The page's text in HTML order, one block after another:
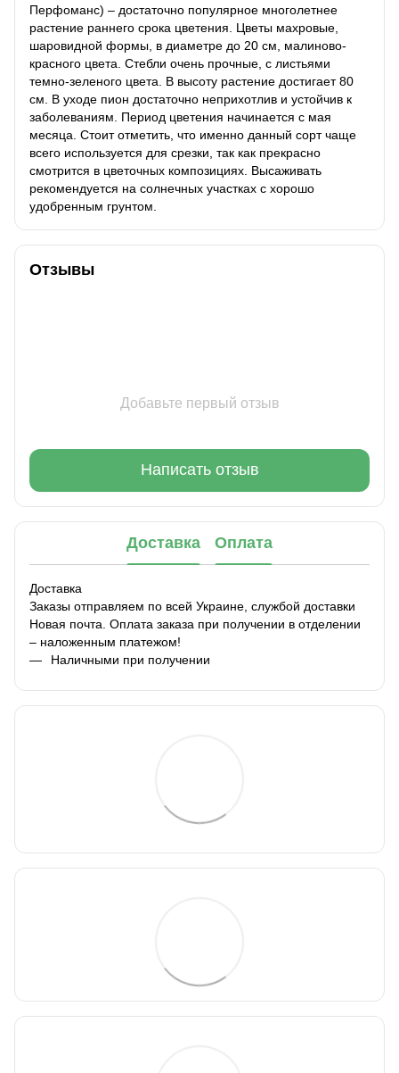
Перфоманс) – достаточно популярное многолетнее
растение раннего срока цветения. Цветы махровые,
шаровидной формы, в диаметре до 20 см, малиново-
красного цвета. Стебли очень прочные, с листьями
темно-зеленого цвета. В высоту растение достигает 80
см. В уходе пион достаточно неприхотлив и устойчив к
заболеваниям. Период цветения начинается с мая
месяца. Стоит отметить, что именно данный сорт чаще
всего используется для срезки, так как прекрасно
смотрится в цветочных композициях. Высаживать
рекомендуется на солнечных участках с хорошо
удобренным грунтом.
Отзывы
Добавьте первый отзыв
Написать отзыв
Доставка Оплата
Доставка
Заказы отправляем по всей Украине, службой доставки
Новая почта. Оплата заказа при получении в отделении
– наложенным платежом!
Наличными при получении